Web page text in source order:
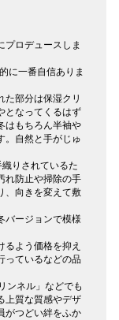
プロデュースしま
に一番自信ありま
た部分は保湿クリ
となってくるはず
はもちろん半袖や
。自然と手がじゅ
りされているた
れ防止や掃除の手
、向きを変えて敷
バージョンで模様
るよう価格を抑え
っているなどの品
ンネル」などでも
上質な質感やデザ
がつどい絆をふか